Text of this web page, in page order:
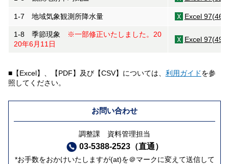
1-7 地域気象観測所降水量 Excel
1-8 季節現象
※一部修正いたしました。20
20年6月11日
Excel
■【Excel】、【PDF】及び【CSV】については、 利用ガイドを参
照してください。
お問い合わせ
調整課 資料管理担当
03-5388-2523（直通）
*お手数をおかけいたしますが(at)を＠マークに変えて送信して